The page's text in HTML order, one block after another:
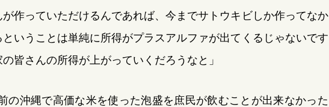
作っていただけるんであれば、今までサトウキビしか作ってなか
いうことは単純に所得がプラスアルファが出てくるじゃないです
皆さんの所得が上がっていくだろうなと」
の沖縄で高価な米を使った泡盛を庶民が飲むことが出来なかった